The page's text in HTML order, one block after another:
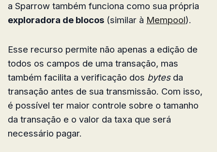
a Sparrow também funciona como sua própria
exploradora de blocos (similar à Mempool).
Esse recurso permite não apenas a edição de
todos os campos de uma transação, mas
também facilita a verificação dos bytes da
transação antes de sua transmissão. Com isso,
é possível ter maior controle sobre o tamanho
da transação e o valor da taxa que será
necessário pagar.